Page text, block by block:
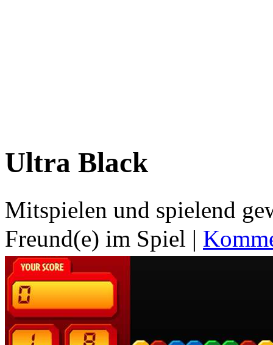
Ultra Black
Mitspielen und spielend
Freund(e) im Spiel |